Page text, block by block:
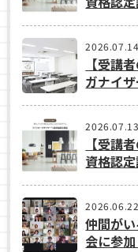
2026.07.14
【受講
ガナイ
2026.07.13
【受講
資格認
2026.06.22
仲間が
会に参